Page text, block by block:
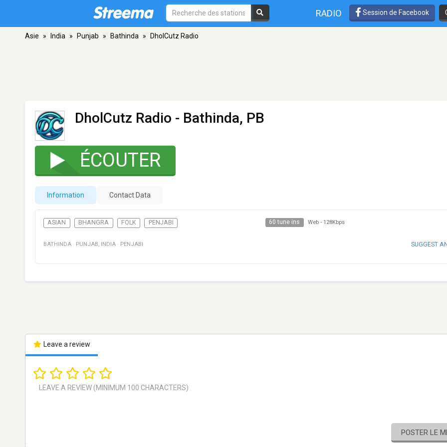
RADIO Session de Facebook
Asie » India » Punjab » Bathinda » DholCutz Radio
DholCutz Radio - Bathinda, PB
ÉCOUTER
Information Contact Data
ASIAN BHANGRA FOLK PENJABI 60 tune ins Web - 128Kbps
BATHINDA · PUNJAB, INDIA · PENJABI SUGGEST
Leave a review
POSTER LE